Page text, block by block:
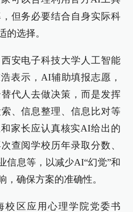
但务必要结合自身实际科
的选择。
安电子科技大学人工智能
表示，AI辅助填报志愿，
代人去做决策，而是发挥
、信息整理、信息比对等
家长应认真核实AI给出的
查阅学校历年录取分数、
信息等，以减少AI“幻觉”和
，确保方案的准确性。
校区应用心理学院党委书